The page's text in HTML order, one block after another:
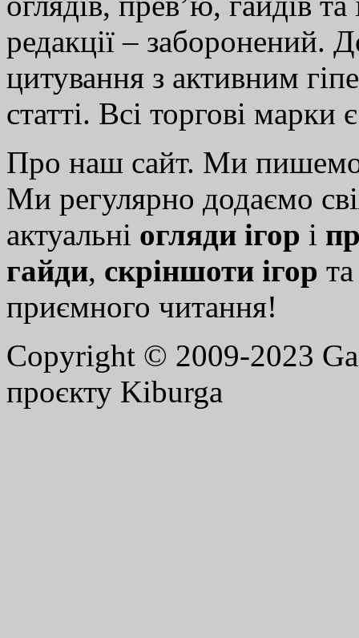
редакції – заборонений.
цитування з активним
статті. Всі торгові марки
Про наш сайт. Ми
Ми регулярно додаємо
актуальні огляди ігор і
гайди, скріншоти ігор
приємного читання!
Copyright © 2009-2023
проєкту Kiburga